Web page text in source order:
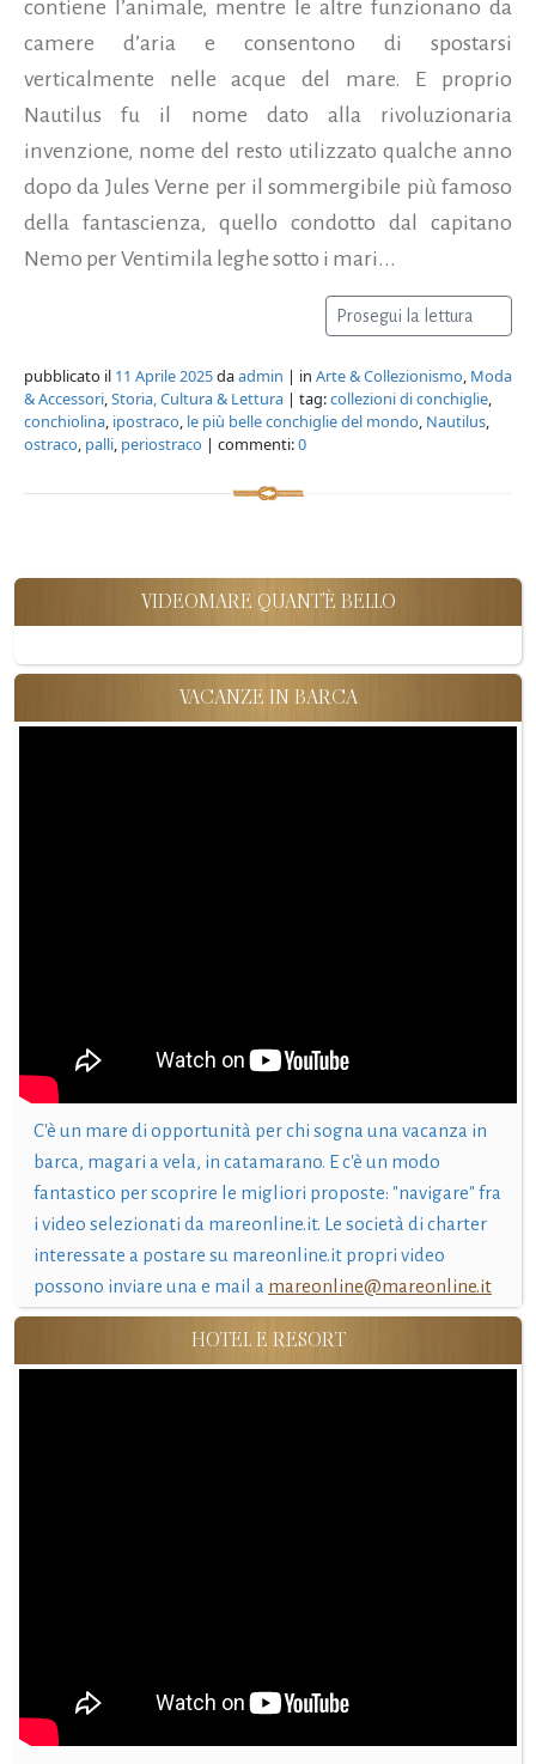
contiene l’animale, mentre le altre funzionano da
camere d’aria e consentono di spostarsi
verticalmente nelle acque del mare. E proprio
Nautilus fu il nome dato alla rivoluzionaria
invenzione, nome del resto utilizzato qualche anno
dopo da Jules Verne per il sommergibile più famoso
della fantascienza, quello condotto dal capitano
Nemo per Ventimila leghe sotto i mari...
Prosegui la lettura
pubblicato il 11 Aprile 2025daadmin | in Arte & Collezionismo, Moda
& Accessori,Storia, Cultura & Lettura | tag:collezioni di conchiglie,
conchiolina, ipostraco, le più belle conchiglie del mondo, Nautilus,
ostraco, palli, periostraco | commenti:0
VIDEOMARE QUANT'È BELLO
VACANZE IN BARCA
C'è un mare di opportunità per chi sogna una vacanza in
barca, magari a vela, in catamarano. E c'è un modo
fantastico per scoprire le migliori proposte: "navigare" fra
i video selezionati da mareonline.it. Le società di charter
interessate a postare su mareonline.it propri video
possono inviare una e mail a mareonline@mareonline.it
HOTEL E RESORT